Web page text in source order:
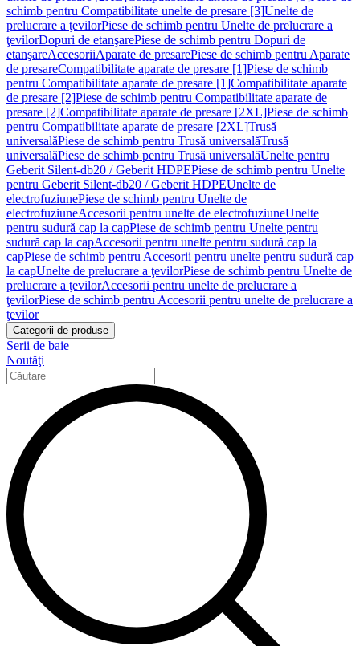
schimb pentru Compatibilitate unelte de presare [3]Unelte de
prelucrare a ţevilorPiese de schimb pentru Unelte de prelucrare a
ţevilorDopuri de etanşarePiese de schimb pentru Dopuri de
etanşareAccesoriiAparate de presarePiese de schimb pentru Aparate
de presareCompatibilitate aparate de presare [1]Piese de schimb
pentru Compatibilitate aparate de presare [1]Compatibilitate aparate
de presare [2]Piese de schimb pentru Compatibilitate aparate de
presare [2]Compatibilitate aparate de presare [2XL]Piese de schimb
pentru Compatibilitate aparate de presare [2XL]Trusă
universalăPiese de schimb pentru Trusă universalăTrusă
universalăPiese de schimb pentru Trusă universalăUnelte pentru
Geberit Silent-db20 / Geberit HDPEPiese de schimb pentru Unelte
pentru Geberit Silent-db20 / Geberit HDPEUnelte de
electrofuziunePiese de schimb pentru Unelte de
electrofuziuneAccesorii pentru unelte de electrofuziuneUnelte
pentru sudură cap la capPiese de schimb pentru Unelte pentru
sudură cap la capAccesorii pentru unelte pentru sudură cap la
capPiese de schimb pentru Accesorii pentru unelte pentru sudură cap
la capUnelte de prelucrare a ţevilorPiese de schimb pentru Unelte de
prelucrare a ţevilorAccesorii pentru unelte de prelucrare a
ţevilorPiese de schimb pentru Accesorii pentru unelte de prelucrare a
ţevilor
Categorii de produse
Serii de baie
Noutăţi